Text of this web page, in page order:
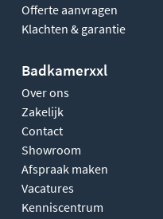
Offerte aanvragen
Klachten & garantie
Badkamerxxl
Over ons
Zakelijk
Contact
Showroom
Afspraak maken
Vacatures
Kenniscentrum